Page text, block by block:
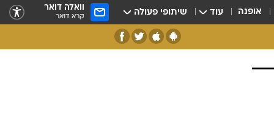
אופנה עוד שיתופי פעולה וואלה דואר
קרא דואר